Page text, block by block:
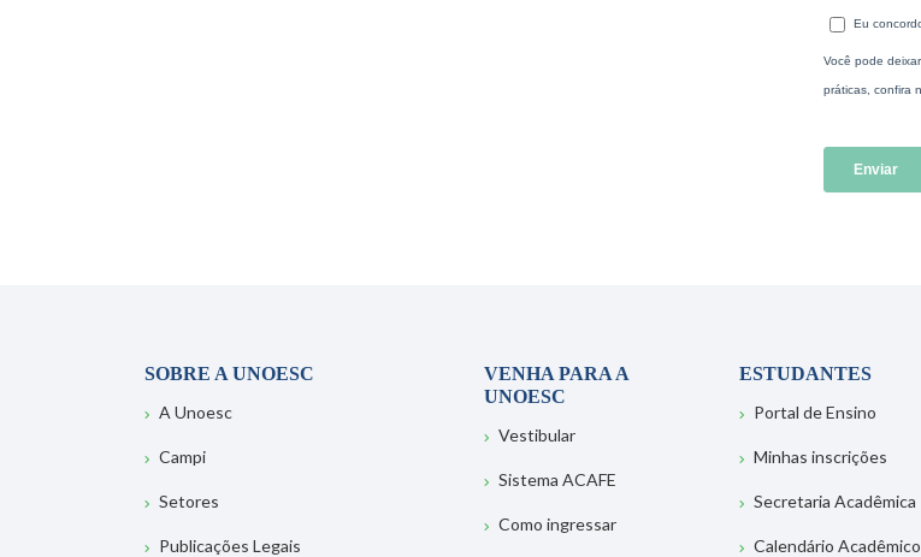
SOBRE A UNOESC
A Unoesc
Campi
Setores
Publicações Legais
VENHA PARA A
UNOESC
Vestibular
Sistema ACAFE
Como ingressar
ESTUDANTES
Portal de Ensino
Minhas inscrições
Secretaria Acadêmica
Calendário Acadêmico